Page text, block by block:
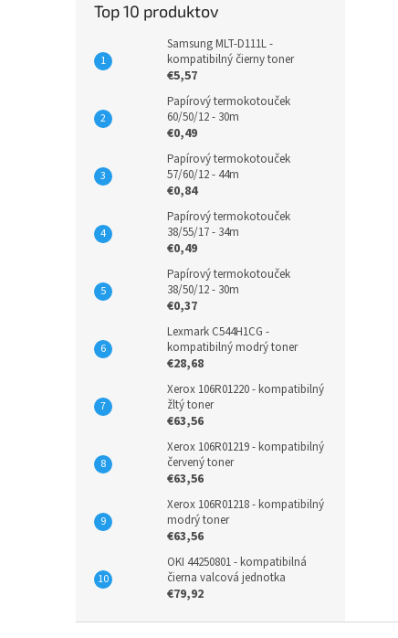
Top 10 produktov
Samsung MLT-D111L -
kompatibilný čierny toner
€5,57
Papírový termokotouček
60/50/12 - 30m
€0,49
Papírový termokotouček
57/60/12 - 44m
€0,84
Papírový termokotouček
38/55/17 - 34m
€0,49
Papírový termokotouček
38/50/12 - 30m
€0,37
Lexmark C544H1CG -
kompatibilný modrý toner
€28,68
Xerox 106R01220 - kompatibilný
žltý toner
€63,56
Xerox 106R01219 - kompatibilný
červený toner
€63,56
Xerox 106R01218 - kompatibilný
modrý toner
€63,56
OKI 44250801 - kompatibilná
čierna valcová jednotka
€79,92